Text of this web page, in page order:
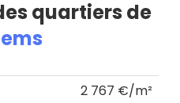
quartiers de
2 767 €/m²